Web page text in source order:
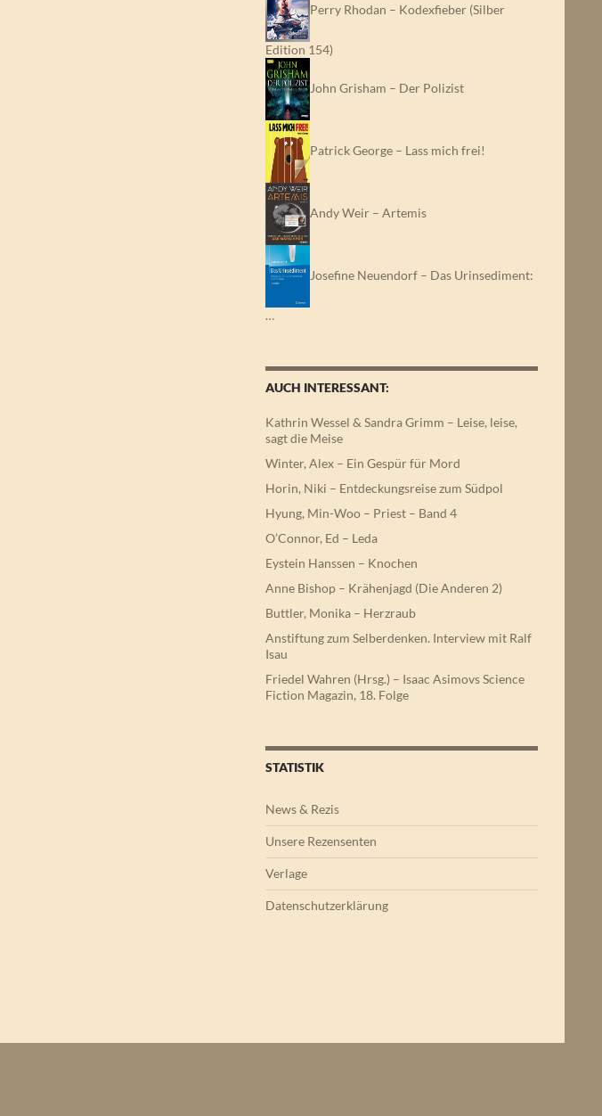
Perry Rhodan – Kodexfieber (Silber
Edition 154)
John Grisham – Der Polizist
Patrick George – Lass mich frei!
Andy Weir – Artemis
Josefine Neuendorf – Das Urinsediment:
…
AUCH INTERESSANT:
Kathrin Wessel & Sandra Grimm – Leise, leise,
sagt die Meise
Winter, Alex – Ein Gespür für Mord
Horin, Niki – Entdeckungsreise zum Südpol
Hyung, Min-Woo – Priest – Band 4
O’Connor, Ed – Leda
Eystein Hanssen – Knochen
Anne Bishop – Krähenjagd (Die Anderen 2)
Buttler, Monika – Herzraub
Anstiftung zum Selberdenken. Interview mit Ralf
Isau
Friedel Wahren (Hrsg.) – Isaac Asimovs Science
Fiction Magazin, 18. Folge
STATISTIK
News & Rezis
Unsere Rezensenten
Verlage
Datenschutzerklärung